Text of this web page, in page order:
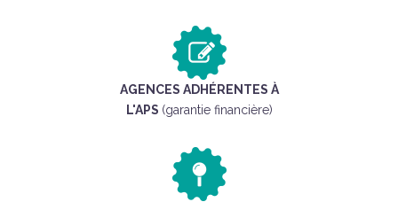
AGENCES ADHÉRENTES À
L'APS (garantie financière)